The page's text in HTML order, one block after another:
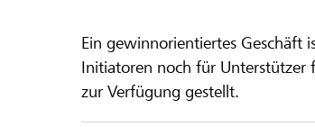
Ein gewinnorientiertes Geschäft
Initiatoren noch für Unterstützer
zur Verfügung gestellt.